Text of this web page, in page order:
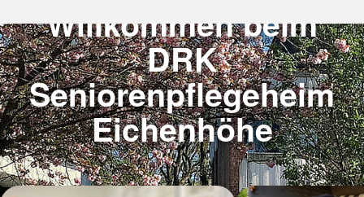
Willkommen beim
DRK
Seniorenpflegeheim
Eichenhöhe